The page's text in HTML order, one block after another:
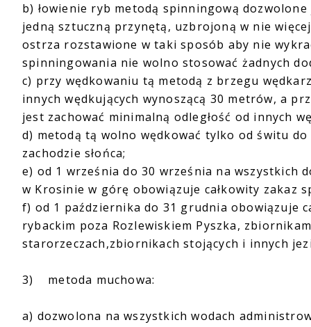
b) łowienie ryb metodą spinningową
jedną sztuczną przynętą, uzbrojoną w nie
ostrza rozstawione w taki sposób aby nie
spinningowania nie wolno stosować żadnych
c) przy wędkowaniu tą metodą z brzegu
innych wędkujących wynoszącą 30 metrów, a
jest zachować minimalną odległość od innych
d) metodą tą wolno wędkować tylko od świtu
zachodzie słońca;
e) od 1 września do 30 września na wszystkich
w Krosinie w górę obowiązuje całkowity zakaz
f) od 1 października do 31 grudnia obowiązuje
rybackim poza Rozlewiskiem Pyszka,
starorzeczach,zbiornikach stojących i innych
3) metoda muchowa:
a) dozwolona na wszystkich wodach